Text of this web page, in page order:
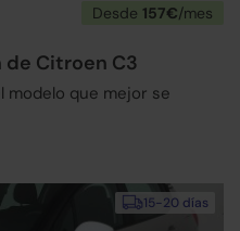
Desde 157€/mes
Citroen C3
modelo que mejor se
15-20 días